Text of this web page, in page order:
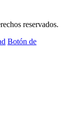
reservados.
Botón de